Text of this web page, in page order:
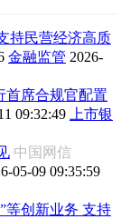
持民营经济高质
金融监管 2026-
首席合规官配置
09:32:49
上市银
中国网信
05-09 09:35:59
等创新业务 支持